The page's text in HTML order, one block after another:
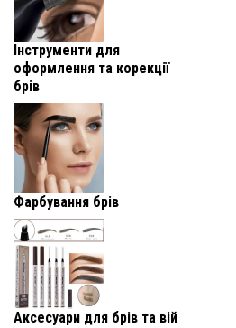
Інструменти для
оформлення та корекції
брів
Фарбування брів
Аксесуари для брів та вій